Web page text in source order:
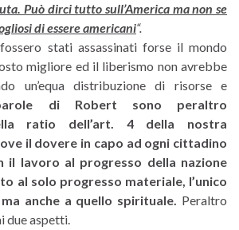
Può dirci tutto sull’America ma non se
di essere americani“.
stati assassinati forse il mondo
migliore ed il liberismo non avrebbe
un’equa distribuzione di risorse e
di Robert sono peraltro
ratio dell’art. 4 della nostra
il dovere in capo ad ogni cittadino
il lavoro al progresso della nazione
al solo progresso materiale, l’unico
anche a quello spirituale. Peraltro
due aspetti.